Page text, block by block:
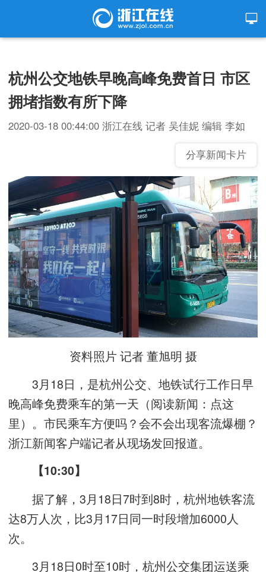
杭州公交地铁早晚高峰免费首日 市区
拥堵指数有所下降
2020-03-18 00:44:00 浙江在线 记者 吴佳妮 编辑 李如
分享新闻卡片
资料照片 记者 董旭明 摄
3月18日，是杭州公交、地铁试行工作日早
晚高峰免费乘车的第一天（阅读新闻： 点这
里）。市民乘车方便吗？会不会出现客流爆棚？
浙江新闻客户端记者从现场发回报道。
【10:30】
据了解，3月18日7时到8时，杭州地铁客流
达8万人次，比3月17日同一时段增加6000人
次。
3月18日0时至10时，杭州公交集团运送乘